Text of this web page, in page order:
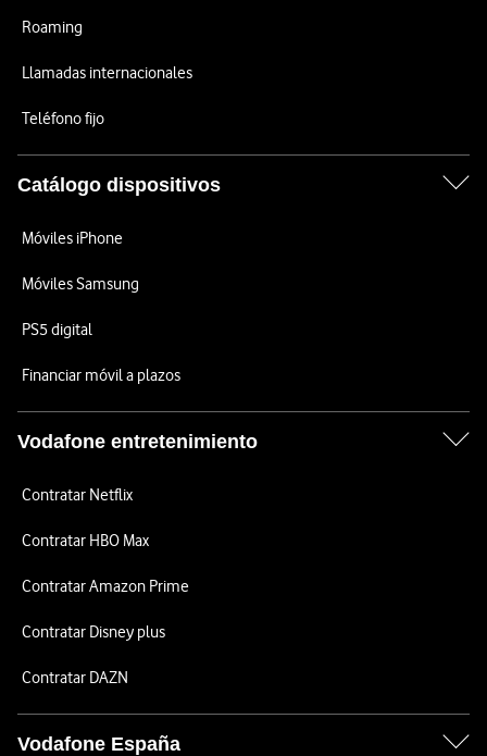
Roaming
Llamadas internacionales
Teléfono fijo
Catálogo dispositivos
Móviles iPhone
Móviles Samsung
PS5 digital
Financiar móvil a plazos
Vodafone entretenimiento
Contratar Netflix
Contratar HBO Max
Contratar Amazon Prime
Contratar Disney plus
Contratar DAZN
Vodafone España